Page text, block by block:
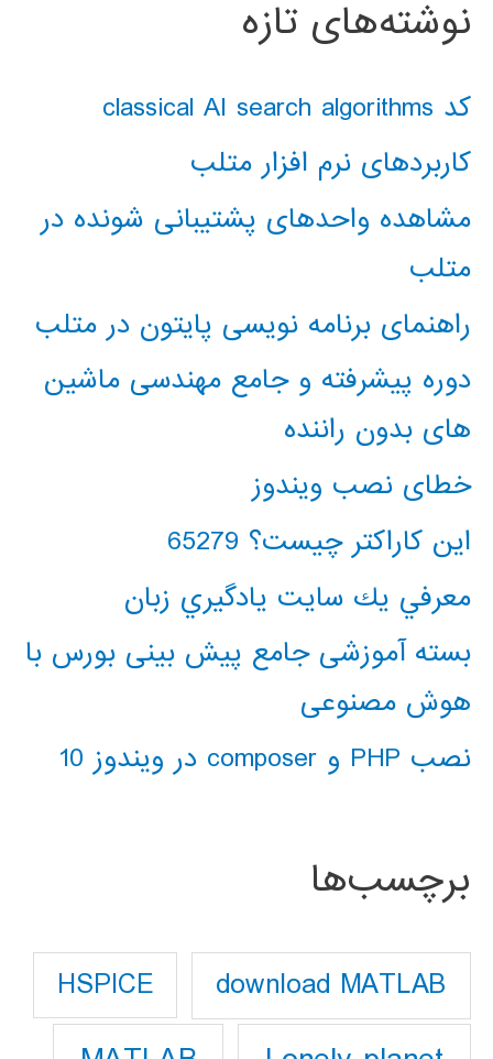
نوشته‌های تازه
کد classical AI search algorithms
کاربردهای نرم افزار متلب
مشاهده واحدهای پشتیبانی شونده در
متلب
راهنمای برنامه نویسی پایتون در متلب
دوره پیشرفته و جامع مهندسی ماشین
های بدون راننده
خطای نصب ویندوز
این کاراکتر چیست؟ 65279
معرفي يك سايت يادگيري زبان
بسته آموزشی جامع پیش بینی بورس با
هوش مصنوعی
نصب PHP و composer در ویندوز 10
برچسب‌ها
download MATLAB
HSPICE